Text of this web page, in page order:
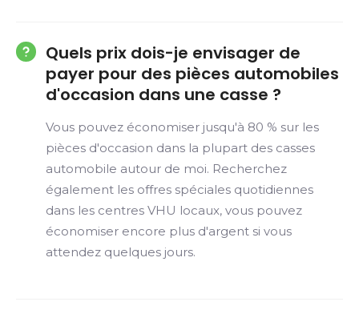
Quels prix dois-je envisager de
payer pour des pièces automobiles
d'occasion dans une casse ?
Vous pouvez économiser jusqu'à 80 % sur les
pièces d'occasion dans la plupart des casses
automobile autour de moi. Recherchez
également les offres spéciales quotidiennes
dans les centres VHU locaux, vous pouvez
économiser encore plus d'argent si vous
attendez quelques jours.